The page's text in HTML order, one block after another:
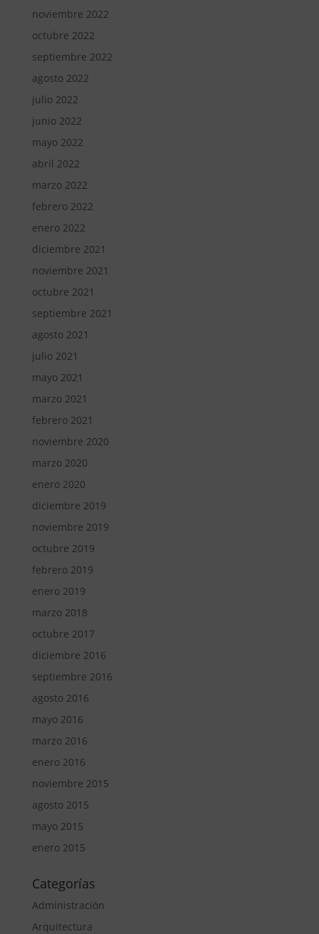
noviembre 2022
octubre 2022
septiembre 2022
agosto 2022
julio 2022
junio 2022
mayo 2022
abril 2022
marzo 2022
febrero 2022
enero 2022
diciembre 2021
noviembre 2021
octubre 2021
septiembre 2021
agosto 2021
julio 2021
mayo 2021
marzo 2021
febrero 2021
noviembre 2020
marzo 2020
enero 2020
diciembre 2019
noviembre 2019
octubre 2019
febrero 2019
enero 2019
marzo 2018
octubre 2017
diciembre 2016
septiembre 2016
agosto 2016
mayo 2016
marzo 2016
enero 2016
noviembre 2015
agosto 2015
mayo 2015
enero 2015
Categorías
Administración
Arquitectura